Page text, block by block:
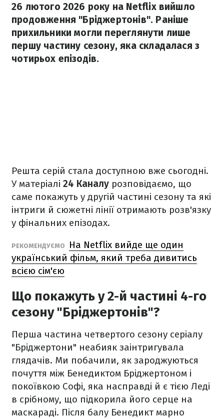
26 лютого 2026 року на Netflix вийшло
продовження "Бріджертонів". Раніше
прихильники могли переглянути лише
першу частину сезону, яка складалася з
чотирьох епізодів.
Решта серій стала доступною вже сьогодні.
У матеріалі 24 Каналу розповідаємо, що
саме покажуть у другій частині сезону та які
інтриги й сюжетні лінії отримають розв'язку
у фінальних епізодах.
РЕКОМЕНДУЄМО
На Netflix вийде ще один
український фільм, який треба дивитись
всією сім'єю
Що покажуть у 2-й частині 4-го
сезону "Бріджертонів"?
Перша частина четвертого сезону серіалу
"Бріджертони" неабияк заінтригувала
глядачів. Ми побачили, як зароджуються
почуття між Бенедиктом Бріджертоном і
покоївкою Софі, яка насправді й є тією Леді
в срібному, що підкорила його серце на
маскараді. Після балу Бенедикт марно